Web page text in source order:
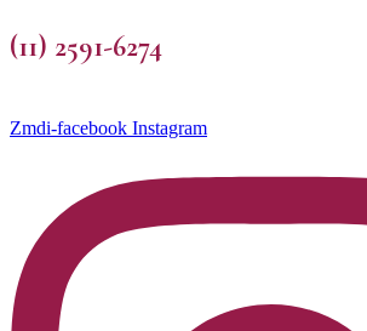
(11) 2591-6274
Zmdi-facebook Instagram